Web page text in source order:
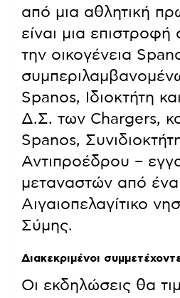
από μια αθλητική
είναι μια επιστροφή
την οικογένεια
Spanos, Ιδιοκτήτη
Δ.Σ. των Chargers,
Spanos,
Αντιπροέδρου –
μεταναστών από ένα
Αιγαιοπελαγίτικο
Σύμης.
Διακεκριμένοι
Οι εκδηλώσεις θα